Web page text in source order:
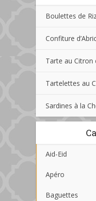
Boulettes de
Confiture
Tarte au Citron
Tartelettes au
Sardines à la
Aid-Eid
Apéro
Baguettes